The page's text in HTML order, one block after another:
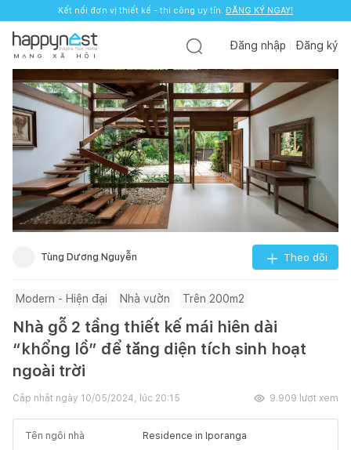
Kết nối đơn vị thiết kế - thi công uy tín. ĐĂNG KÝ NGAY!
M Ạ N G X Ã H Ộ I
Đăng nhập Đăng ký
Tùng Dương Nguyễn Theo dõi
Modern - Hiện đại Nhà vườn Trên 200m2
Nhà gỗ 2 tầng thiết kế mái hiên dài
“khổng lồ” để tăng diện tích sinh hoạt
ngoài trời
Cập nhật ngày 10/05/2024, lúc 20:15 9.909 lượt xem
Tên ngôi nhà Residence in Iporanga